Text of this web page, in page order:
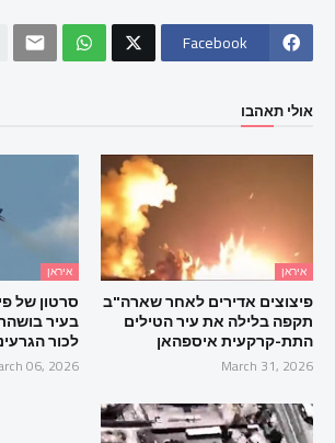
Facebook
אולי תאהבו
איראן
פיצוצים אדירים לאחר שארה"ב
תקפה בלילה את עיר הטילים
התת-קרקעית איספהאן
March 31, 2026
איראן
סרטון של
בעיר
לכור
06, 2026